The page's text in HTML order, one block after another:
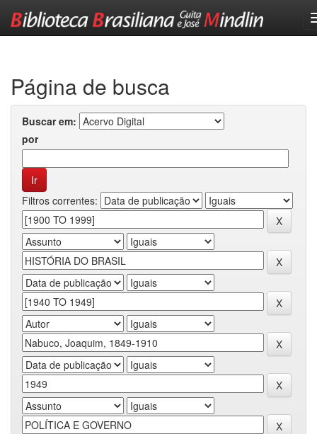
Página de busca
Buscar em:
por
Filtros correntes: